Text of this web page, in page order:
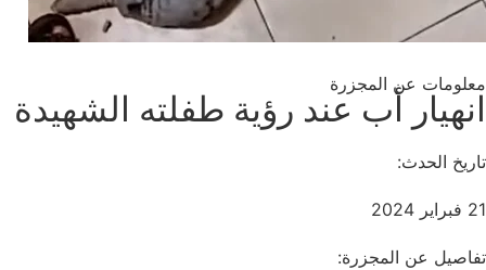
معلومات عن المجزرة
انهيار أب عند رؤية طفلته الشهيدة
تاريخ الحدث:
21 فبراير 2024
تفاصيل عن المجزرة: